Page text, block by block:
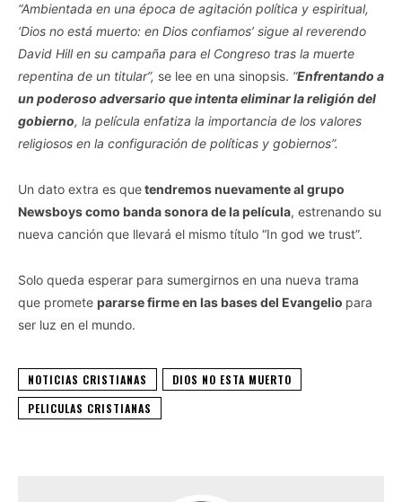
“Ambientada en una época de agitación política y espiritual,
‘Dios no está muerto: en Dios confiamos’ sigue al reverendo
David Hill en su campaña para el Congreso tras la muerte
repentina de un titular”, se lee en una sinopsis. “Enfrentando a
un poderoso adversario que intenta eliminar la religión del
gobierno, la película enfatiza la importancia de los valores
religiosos en la configuración de políticas y gobiernos”.
Un dato extra es quetendremos nuevamente al grupo
Newsboys como banda sonora de la película, estrenando su
nueva canción que llevará el mismo título “In god we trust”.
Solo queda esperar para sumergirnos en una nueva trama
que promete pararse firme en las bases del Evangelio para
ser luz en el mundo.
NOTICIAS CRISTIANAS
DIOS NO ESTA MUERTO
PELICULAS CRISTIANAS